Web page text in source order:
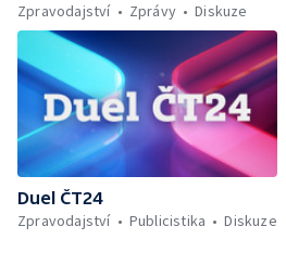
Zpravodajství
Zprávy Diskuze
Duel ČT24
Zpravodajství
Publicistika Diskuze